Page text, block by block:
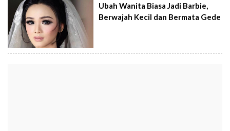
Ubah Wanita Biasa Jadi Barbie,
Berwajah Kecil dan Bermata Gede